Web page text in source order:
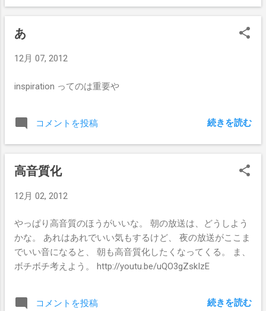
Georgia Georgia A song of you Comes as sweet and clear
Other eyes smile tenderly Still in peaceful dreams I see The
peace I find Just an old sweet song Keeps Georgia on my
あ
12月 07, 2012
inspiration ってのは重要や
コメントを投稿 続きを読む
高音質化
12月 02, 2012
やっぱり高音質のほうがいいな。 朝の放送は、どうしよう
かな。 あれはあれでいい気もするけど、 夜の放送がここま
でいい音になると、 朝も高音質化したくなってくる。 ま、
ボチボチ考えよう。 http://youtu.be/uQO3gZskIzE
コメントを投稿 続きを読む